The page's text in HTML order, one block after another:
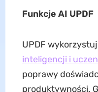
Funkcje AI UPDF
UPDF
inteligencji i
poprawy
produktywności.